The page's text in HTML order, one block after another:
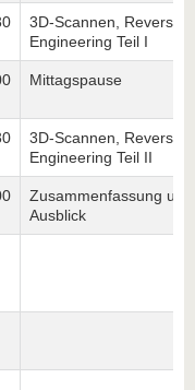
3D-Scannen, Reverse
Engineering Teil I
Mittagspause
3D-Scannen, Reverse
Engineering Teil II
Zusammenfassung und
Ausblick